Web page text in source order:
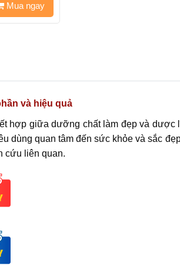
Mua ngay
và hiệu quả
hợp giữa dưỡng chất làm đẹp và dược
dùng quan tâm đến sức khỏe và sắc
cứu liên quan.